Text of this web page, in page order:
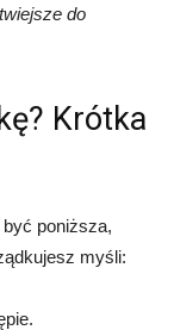
do
Krótka
poniższa,
myśli: